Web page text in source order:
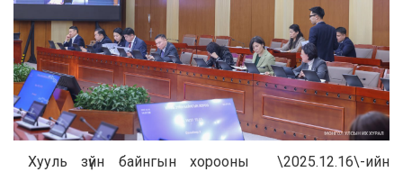
Хууль зүйн байнгын хорооны \2025.12.16\-ийн